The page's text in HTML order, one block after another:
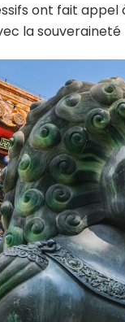
ont fait appel
la souveraineté